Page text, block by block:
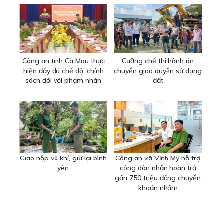
Công an tỉnh Cà Mau thực
hiện đầy đủ chế độ, chính
sách đối với phạm nhân
Cưỡng chế thi hành án
chuyển giao quyền sử dụng
đất
Giao nộp vũ khí, giữ lại bình
yên
Công an xã Vĩnh Mỹ hỗ trợ
công dân nhận hoàn trả
gần 750 triệu đồng chuyển
khoản nhầm